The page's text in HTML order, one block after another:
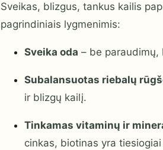
Sveikas, blizgus, tankus kailis
pagrindiniais lygmenimis:
Sveika oda – be paraudimų,
Subalansuotas riebalų
ir blizgų kailį.
Tinkamas vitaminų ir
cinkas, biotinas yra